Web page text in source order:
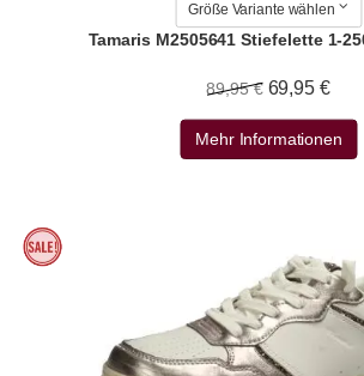
Größe Variante wählen
Tamaris M2505641 Stiefelette 1-
89,95 € 69,95 €
Mehr Informationen